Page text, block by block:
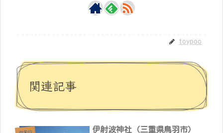
toypoo
関連記事
伊射波神社（三重県鳥羽市）